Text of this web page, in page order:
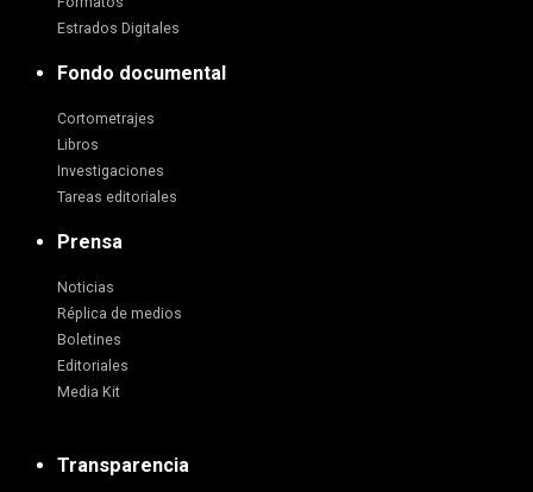
Estrados Digitales
Fondo documental
Cortometrajes
Libros
Investigaciones
Tareas editoriales
Prensa
Noticias
Réplica de medios
Boletines
Editoriales
Media Kit
Transparencia